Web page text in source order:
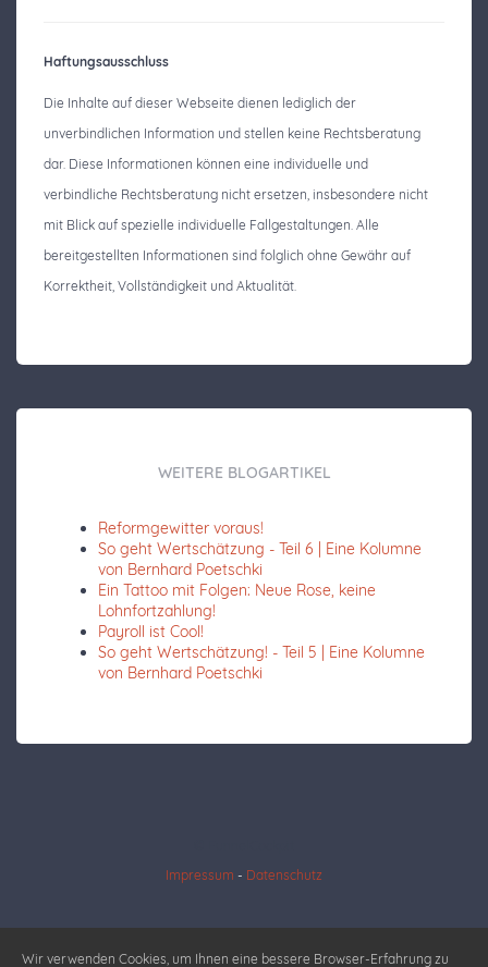
Haftungsausschluss
Die Inhalte auf dieser Webseite dienen lediglich der
unverbindlichen Information und stellen keine Rechtsberatung
dar. Diese Informationen können eine individuelle und
verbindliche Rechtsberatung nicht ersetzen, insbesondere nicht
mit Blick auf spezielle individuelle Fallgestaltungen. Alle
bereitgestellten Informationen sind folglich ohne Gewähr auf
Korrektheit, Vollständigkeit und Aktualität.
WEITERE BLOGARTIKEL
Reformgewitter voraus!
So geht Wertschätzung - Teil 6 | Eine Kolumne
von Bernhard Poetschki
Ein Tattoo mit Folgen: Neue Rose, keine
Lohnfortzahlung!
Payroll ist Cool!
So geht Wertschätzung! - Teil 5 | Eine Kolumne
von Bernhard Poetschki
Impressum - Datenschutz
Wir verwenden Cookies, um Ihnen eine bessere Browser-Erfahrung zu